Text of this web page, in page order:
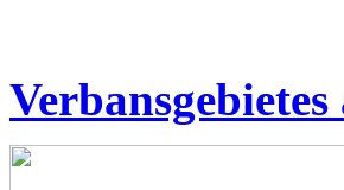
Verbansgebietes